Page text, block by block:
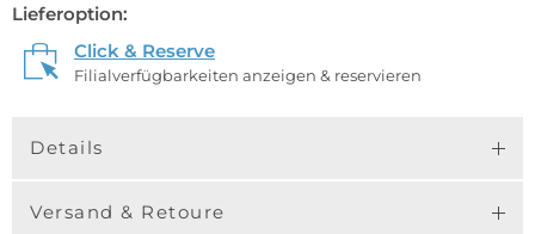
Lieferoption:
Click & Reserve
Filialverfügbarkeiten anzeigen & reservieren
Details
Versand & Retoure